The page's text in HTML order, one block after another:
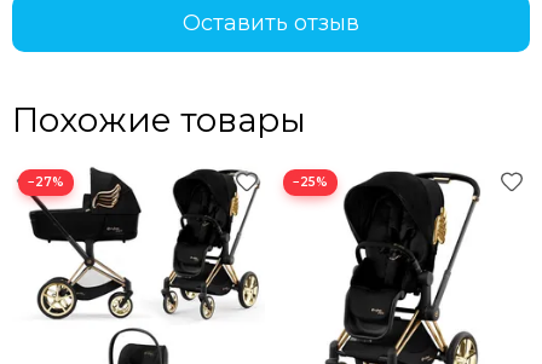
Оставить отзыв
Похожие товары
−27% −25%